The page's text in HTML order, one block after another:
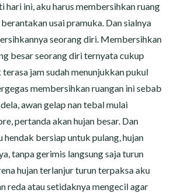
hari ini, aku harus membersihkan ruang
usai pramuka. Dan sialnya
seorang diri. Membersihkan
besar seorang diri ternyata cukup
jam sudah menunjukkan pukul
membersihkan ruangan ini sebab
awan gelap nan tebal mulai
pertanda akan hujan besar. Dan
hendak bersiap untuk pulang, hujan
tanpa gerimis langsung saja turun
hujan terlanjur turun terpaksa aku
reda atau setidaknya mengecil agar